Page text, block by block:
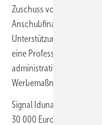
Zuschuss von 50 000
Anschubfinanzierung
Unterstützung bei den
eine Professur,
administrativ tätige
Werbemaßnahmen und
Signal Iduna stellt der
30 000 Euro pro Jahr